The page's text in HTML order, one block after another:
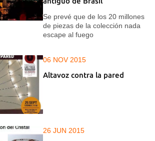
Se prevé que de los 20 millones
de piezas de la colección nada
escape al fuego
06 NOV 2015
Altavoz contra la pared
26 JUN 2015